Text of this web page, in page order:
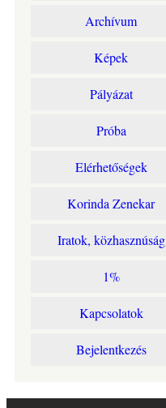
Archívum
Képek
Pályázat
Próba
Elérhetőségek
Korinda Zenekar
Iratok, közhasznúság
1%
Kapcsolatok
Bejelentkezés